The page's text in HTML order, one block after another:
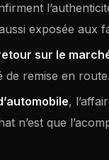
exposée aux
sur le
de remise en route.
,
n’est que